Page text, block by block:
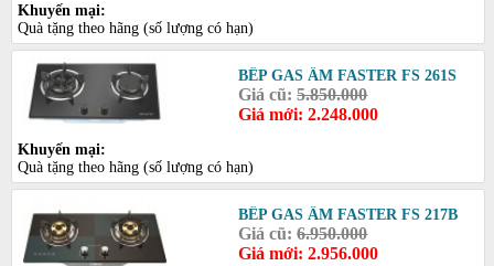
Khuyến mại:
Quà tặng theo hãng (số lượng có hạn)
BẾP GAS ÂM FASTER FS 261S
Giá cũ:5.850.000
Giá mới: 2.248.000
Khuyến mại:
Quà tặng theo hãng (số lượng có hạn)
BẾP GAS ÂM FASTER FS 217B
Giá cũ:6.950.000
Giá mới: 2.956.000